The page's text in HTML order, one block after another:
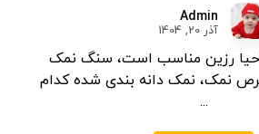
Admin
آذر 20, 1404
رزین مناسب است، سنگ نمک
نمک، نمک دانه بندی شده کدام
...